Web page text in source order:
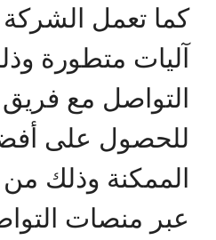
كما تعمل الشركة
آليات متطورة
التواصل مع
للحصول على
الممكنة وذلك
عبر منصات